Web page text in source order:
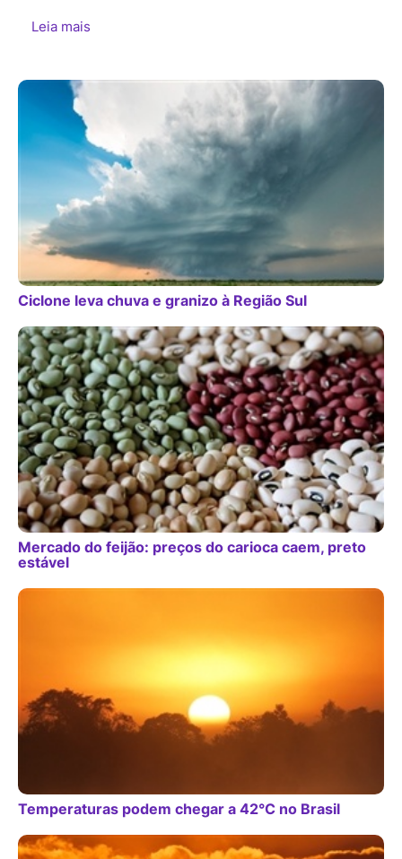
Leia mais
Ciclone leva chuva e granizo à Região Sul
Mercado do feijão: preços do carioca caem, preto
estável
Temperaturas podem chegar a 42°C no Brasil